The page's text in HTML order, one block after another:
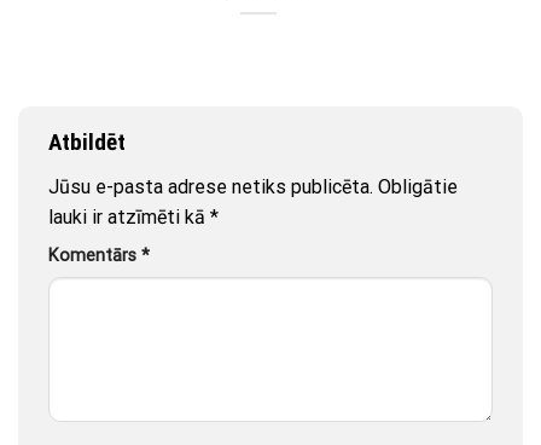
Atbildēt
Jūsu e-pasta adrese netiks publicēta. Obligātie
lauki ir atzīmēti kā *
Komentārs *